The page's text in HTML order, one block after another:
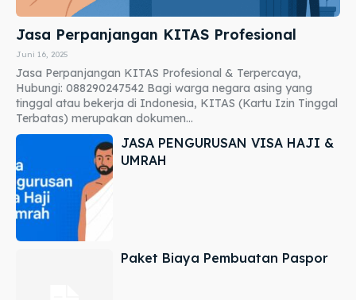
Jasa Perpanjangan KITAS Profesional
Juni 16, 2025
Jasa Perpanjangan KITAS Profesional & Terpercaya,
Hubungi: 088290247542 Bagi warga negara asing yang
tinggal atau bekerja di Indonesia, KITAS (Kartu Izin Tinggal
Terbatas) merupakan dokumen...
JASA PENGURUSAN VISA HAJI &
UMRAH
Paket Biaya Pembuatan Paspor